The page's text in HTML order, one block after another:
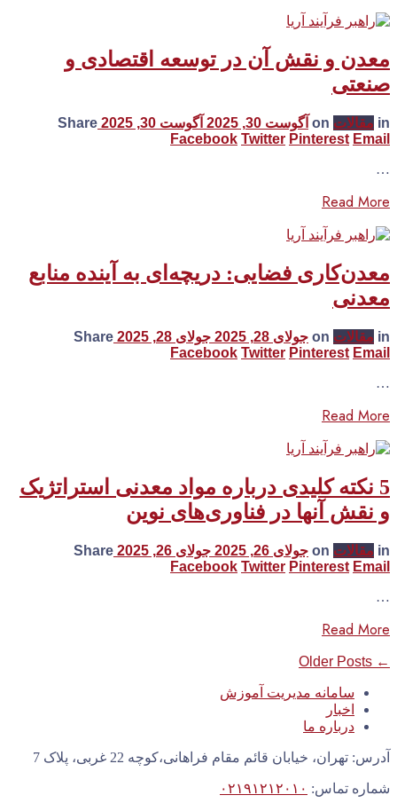
معدن و نقش آن در توسعه اقتصادی و
صنعتی
in مقالات on آگوست 30, 2025 آگوست 30, 2025
Share
Facebook Twitter Pinterest Email
…
Read More
معدن‌کاری فضایی: دریچه‌ای به آینده منابع
معدنی
in مقالات on جولای 28, 2025 جولای 28, 2025
Share
Facebook Twitter Pinterest Email
…
Read More
5 نکته کلیدی درباره مواد معدنی استراتژیک
و نقش آنها در فناوری‌های نوین
in مقالات on جولای 26, 2025 جولای 26, 2025
Share
Facebook Twitter Pinterest Email
…
Read More
← Older Posts
سامانه مدیریت آموزش
اخبار
درباره ما
آدرس: تهران، خیابان قائم مقام فراهانی،کوچه 22 غربی، پلاک 7
شماره تماس: ۰۲۱۹۱۲۱۲۰۱۰